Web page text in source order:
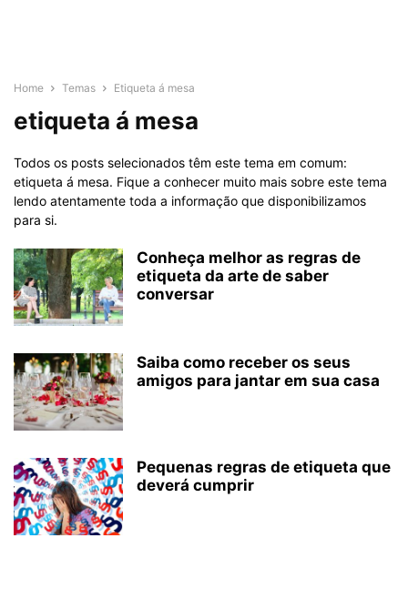
Home Temas Etiqueta á mesa
etiqueta á mesa
Todos os posts selecionados têm este tema em comum:
etiqueta á mesa. Fique a conhecer muito mais sobre este tema
lendo atentamente toda a informação que disponibilizamos
para si.
Conheça melhor as regras de
etiqueta da arte de saber
conversar
Saiba como receber os seus
amigos para jantar em sua casa
Pequenas regras de etiqueta que
deverá cumprir